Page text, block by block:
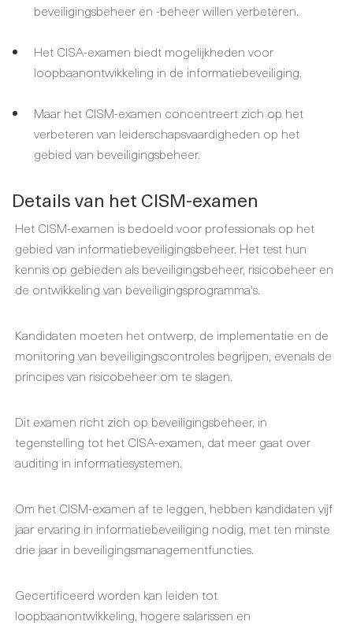
beveiligingsbeheer en -beheer willen verbeteren.
Het CISA-examen biedt mogelijkheden voor
loopbaanontwikkeling in de informatiebeveiliging.
Maar het CISM-examen concentreert zich op het
verbeteren van leiderschapsvaardigheden op het
gebied van beveiligingsbeheer.
Details van het CISM-examen
Het CISM-examen is bedoeld voor professionals op het
gebied van informatiebeveiligingsbeheer. Het test hun
kennis op gebieden als beveiligingsbeheer, risicobeheer en
de ontwikkeling van beveiligingsprogramma's.
Kandidaten moeten het ontwerp, de implementatie en de
monitoring van beveiligingscontroles begrijpen, evenals de
principes van risicobeheer om te slagen.
Dit examen richt zich op beveiligingsbeheer, in
tegenstelling tot het CISA-examen, dat meer gaat over
auditing in informatiesystemen.
Om het CISM-examen af te leggen, hebben kandidaten vijf
jaar ervaring in informatiebeveiliging nodig, met ten minste
drie jaar in beveiligingsmanagementfuncties.
Gecertificeerd worden kan leiden tot
loopbaanontwikkeling, hogere salarissen en